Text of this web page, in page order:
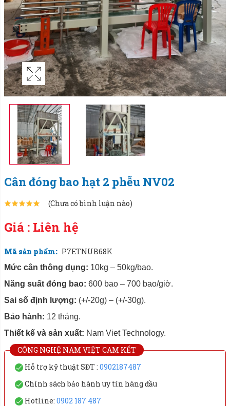
Cân đóng bao hạt 2 phễu NV02
(Chưa có bình luận nào)
Giá : Liên hệ
Mã sản phẩm: P7ETNUB68K
Mức cân thông dụng: 10kg – 50kg/bao.
Năng suất đóng bao: 600 bao – 700 bao/giờ.
Sai số định lượng: (+/-20g) – (+/-30g).
Bảo hành: 12 tháng.
Thiết kế và sản xuất: Nam Viet Technology.
CÔNG NGHỆ NAM VIỆT CAM KẾT
Hỗ trợ kỹ thuật SĐT : 0902187487
Chính sách bảo hành uy tín hàng đầu
Hotline: 0902 187 487